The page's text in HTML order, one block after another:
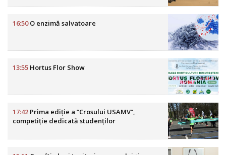
16:50O enzimă salvatoare
13:55 Hortus Flor Show
17:42 Prima ediție a ”Crosului USAMV”,
competiție dedicată studenților